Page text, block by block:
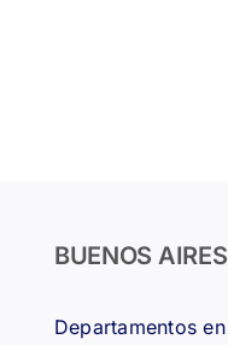
BUENOS AIRES
Departamentos en